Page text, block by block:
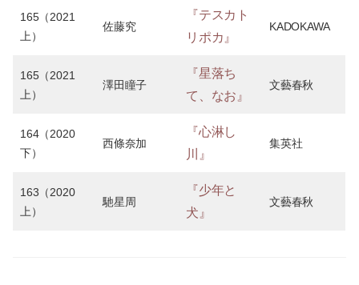
165（2021
上）
佐藤究
『テスカト
リポカ』
KADOKAWA
165（2021
上）
澤田瞳子
『星落ち
て、なお』
文藝春秋
164（2020
下）
西條奈加
『心淋し
川』
集英社
163（2020
上）
馳星周
『少年と
犬』
文藝春秋